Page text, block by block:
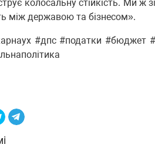
колосальну стійкість. Ми ж
між державою та бізнесом».
#дпс #податки #бюджет